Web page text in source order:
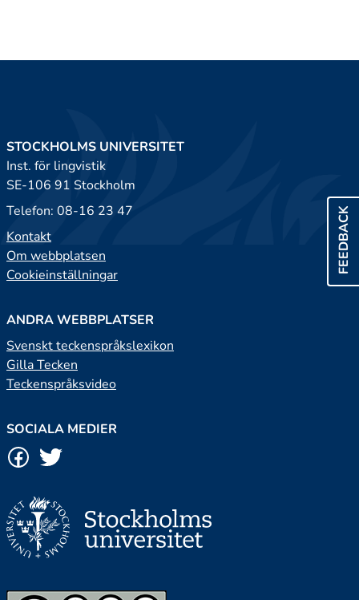
FEEDBACK
STOCKHOLMS UNIVERSITET
Inst. för lingvistik
SE-106 91 Stockholm
Telefon: 08-16 23 47
Kontakt
Om webbplatsen
Cookieinställningar
ANDRA WEBBPLATSER
Svenskt teckenspråkslexikon
Gilla Tecken
Teckenspråksvideo
SOCIALA MEDIER